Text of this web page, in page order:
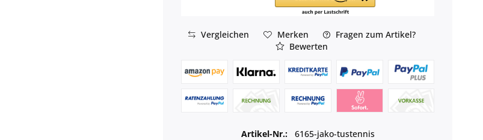
Vergleichen Merken
Fragen zum Artikel?
Bewerten
Artikel-Nr.:
6165-jako-tustennis